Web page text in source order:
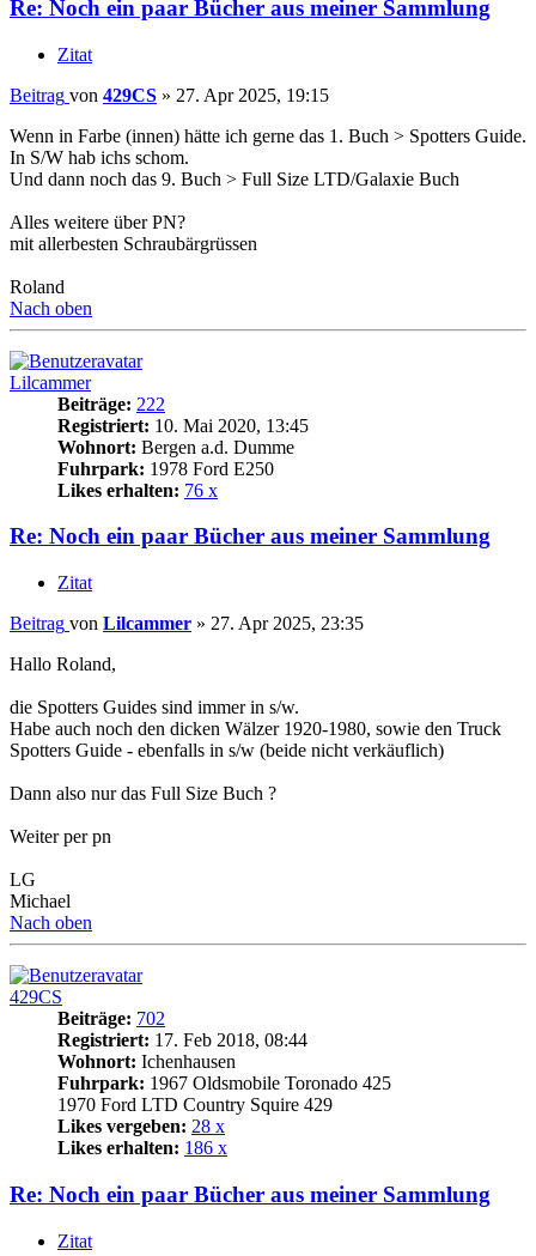
Re: Noch ein paar Bücher aus meiner Sammlung
Zitat
Beitrag von 429CS » 27. Apr 2025, 19:15
Wenn in Farbe (innen) hätte ich gerne das 1. Buch > Spotters Guide.
In S/W hab ichs schom.
Und dann noch das 9. Buch > Full Size LTD/Galaxie Buch
Alles weitere über PN?
mit allerbesten Schraubärgrüssen
Roland
Nach oben
Lilcammer
Beiträge: 222
Registriert: 10. Mai 2020, 13:45
Wohnort: Bergen a.d. Dumme
Fuhrpark: 1978 Ford E250
Likes erhalten: 76 x
Re: Noch ein paar Bücher aus meiner Sammlung
Zitat
Beitrag von Lilcammer » 27. Apr 2025, 23:35
Hallo Roland,
die Spotters Guides sind immer in s/w.
Habe auch noch den dicken Wälzer 1920-1980, sowie den Truck
Spotters Guide - ebenfalls in s/w (beide nicht verkäuflich)
Dann also nur das Full Size Buch ?
Weiter per pn
LG
Michael
Nach oben
429CS
Beiträge: 702
Registriert: 17. Feb 2018, 08:44
Wohnort: Ichenhausen
Fuhrpark: 1967 Oldsmobile Toronado 425
1970 Ford LTD Country Squire 429
Likes vergeben: 28 x
Likes erhalten: 186 x
Re: Noch ein paar Bücher aus meiner Sammlung
Zitat